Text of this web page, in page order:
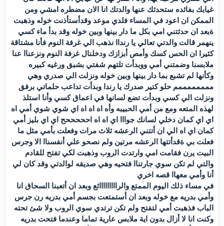
غيابك بفائده ستحدثك عنها والدتك انا الان مضطره امشي ومن
الممكن ان اعود في المساء فلدي موعد وقدأستأذنت خوله وذهبت
ةبعد ان حدثتني امي بكل ما دار بينها وبين خوله وقد بدأ ماء كسي
ينهمر قالت والدتي تعالي يا رنداا نذهب الي غرفة النوم فأنا مشتاقة
كثيرا ان الحس كسك وأمص أبزازك ودخلنال غرفة النوم ونزعناا عنا
ملابسنا وضمتني أمي ووبدأت تلتهم شفتي بشبق ورغيه كبيره
وكأنها لم تشبع بما دار بينها وبين خوله ونزلت الي صدري وهي
ممممممممم حلو كتير صدرك يا رندا وبدأت تداعب حلماتي برفق
ونزلت الي كسي وبدأت تضع لسانها في اعماق كسي وأنا استلذ
لهذه المتعه ومع من أمي الحبيبه وأه اه اه اه اي شوي شوي أمي اه
اي اي كمان دخلي لسانك جوااا اي اه اه احححححح اي اي بليز أمي
كمان اي اه الي ان أتتني الرعشه ثلاث مرات وفعلت بأمي مثل ما
فعلت بي ةقدأتتها الرعشه مرتين ولم نصحو علي أنفسناا الا وجرس
البيت يرن فقامت امي وارتدت الروب وذهبت لكي تفتح للقادم
والتي لم تكن سوي جارتناا فتحيه وهي صديقه لوالدتي وقد كان لي
أنا وأمي معهاا قصه اخري
في مساء ذلك اليوم الممتع والرااااااااائع وبعد ان أتعبنا السحاق انا
وأمي بدريه مع خوله وبعد ان أستمتعت بجسم أمي بدريه رن جرس
الباب فذهبت أمي لتفتح ولم تكن ترتدي سوي الروب ولا شئ تحته
وكنت انا لا أزال بدون اية ملابس عارية تماما وعندما فتحت بدريه